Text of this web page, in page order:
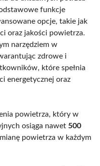
funkcje
opcje, takie jak
oraz jakości powietrza.
narzędziem w
zdrowe i
które spełnia
energetycznej oraz
powietrza, który w
osiąga nawet 500
powietrza w każdym